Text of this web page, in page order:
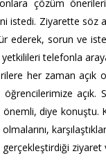
çözüm
istedi. Ziyarette söz
ederek, sorun ve
yetkilileri telefonla
her zaman açık
öğrencilerimize açık.
önemli, diye konuştu.
ziyaret